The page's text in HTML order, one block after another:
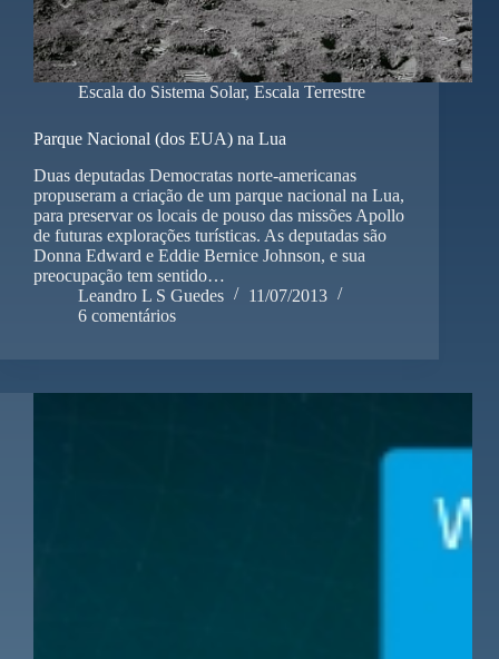
Escala do Sistema Solar, Escala Terrestre
Parque Nacional (dos EUA) na Lua
Duas deputadas Democratas norte-americanas
propuseram a criação de um parque nacional na Lua,
para preservar os locais de pouso das missões Apollo
de futuras explorações turísticas. As deputadas são
Donna Edward e Eddie Bernice Johnson, e sua
preocupação tem sentido…
Leandro L S Guedes
11/07/2013
6 comentários